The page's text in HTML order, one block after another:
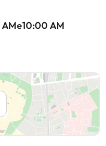
AMe10:00 AM